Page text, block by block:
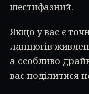
шестифазний.
Якщо у вас є
ланцюгів
а особливо
вас поділитися